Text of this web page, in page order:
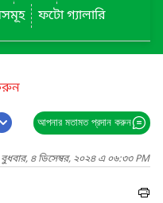
ফটো গ্যালারি
আপনার মতামত প্রদান করুন
৪ ডিসেম্বর, ২০২৪ এ ০৬:৩৩ PM